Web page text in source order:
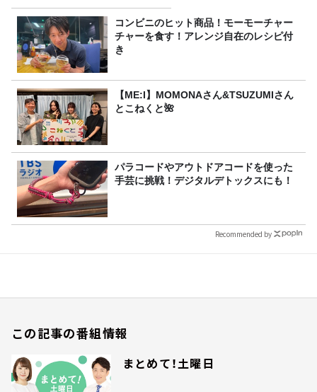
コンビニのヒット商品！モーモーチャー
チャーを食す！アレンジ自在のレシピ付
き
【ME:I】MOMONAさん&TSUZUMIさん
とこねくと🌺
パラコードやアウトドアコードを使った
手芸に挑戦！デジタルデトックスにも！
Recommended by
この記事の番組情報
まとめて！土曜日